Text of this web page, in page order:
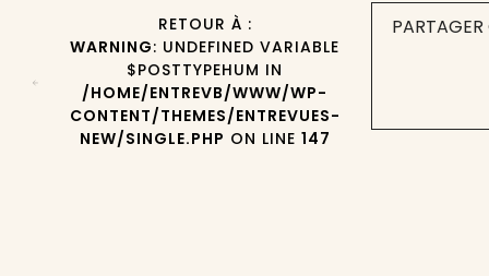
RETOUR À :
WARNING: UNDEFINED VARIABLE
$POSTTYPEHUM IN
/HOME/ENTREVB/WWW/WP-
CONTENT/THEMES/ENTREVUES-
NEW/SINGLE.PHP ON LINE 147